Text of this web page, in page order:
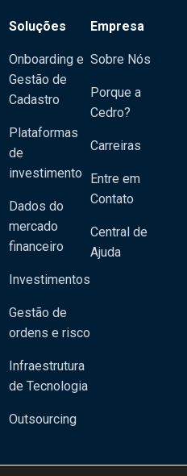
Soluções
Onboarding e
Gestão de
Cadastro
Plataformas
de
investimento
Dados do
mercado
financeiro
Investimentos
Gestão de
ordens e risco
Infraestrutura
de Tecnologia
Outsourcing
Empresa
Sobre Nós
Porque a
Cedro?
Carreiras
Entre em
Contato
Central de
Ajuda